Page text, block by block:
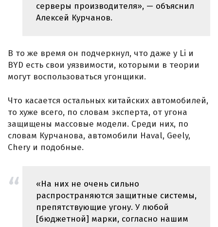
серверы производителя», — объяснил
Алексей Курчанов.
В то же время он подчеркнул, что даже у Li и
BYD есть свои уязвимости, которыми в теории
могут воспользоваться угонщики.
Что касается остальных китайских автомобилей,
то хуже всего, по словам эксперта, от угона
защищены массовые модели. Среди них, по
словам Курчанова, автомобили Haval, Geely,
Chery и подобные.
«На них не очень сильно
распространяются защитные системы,
препятствующие угону. У любой
[бюджетной] марки, согласно нашим